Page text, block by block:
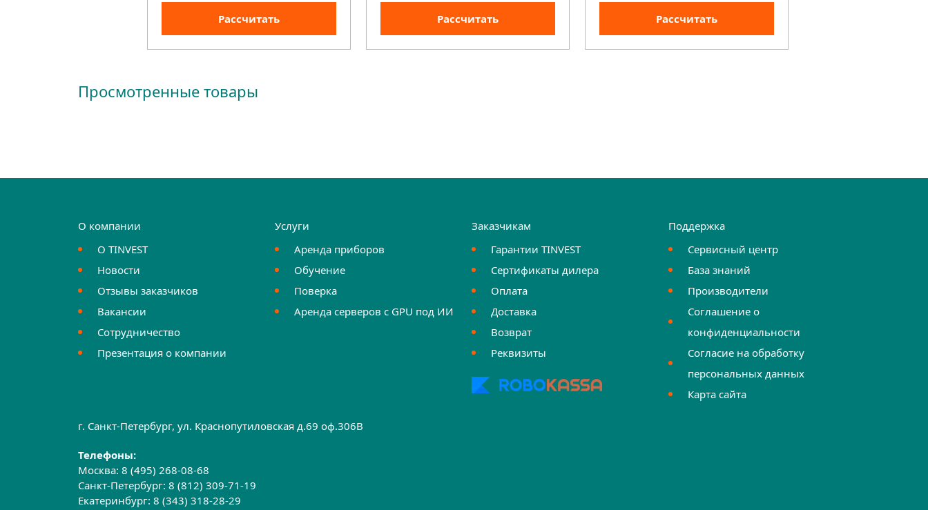
Рассчитать Рассчитать Рассчитать
Просмотренные товары
О компании
О TINVEST
Новости
Отзывы заказчиков
Вакансии
Сотрудничество
Презентация о компании
Услуги
Аренда приборов
Обучение
Поверка
Аренда серверов с GPU под ИИ
Заказчикам
Гарантии TINVEST
Сертификаты дилера
Оплата
Доставка
Возврат
Реквизиты
Поддержка
Сервисный центр
База знаний
Производители
Соглашение о
конфиденциальности
Согласие на обработку
персональных данных
Карта сайта
г. Санкт-Петербург, ул. Краснопутиловская д.69 оф.306B
Телефоны:
Москва:8 (495) 268-08-68
Санкт-Петербург:8 (812) 309-71-19
Екатеринбург:8 (343) 318-28-29